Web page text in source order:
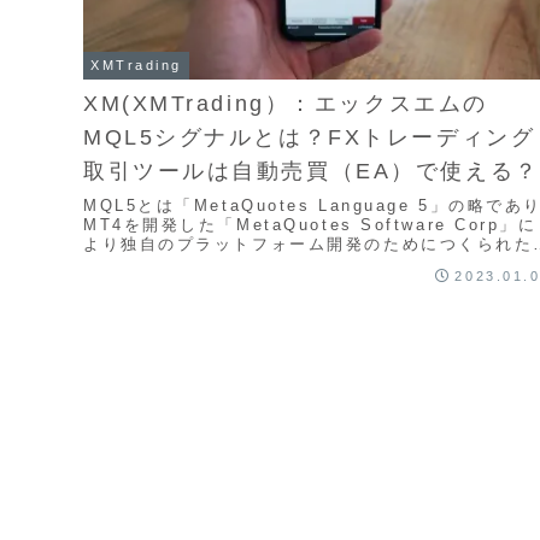
XMTrading
XM(XMTrading）：エックスエムの
MQL5シグナルとは？FXトレーディング
取引ツールは自動売買（EA）で使える？
MQL5とは「MetaQuotes Language 5」の略であり
MT4を開発した「MetaQuotes Software Corp」に
より独自のプラットフォーム開発のためにつくられた
業者独自の取引プラットフォームとは別にMT4・MT5